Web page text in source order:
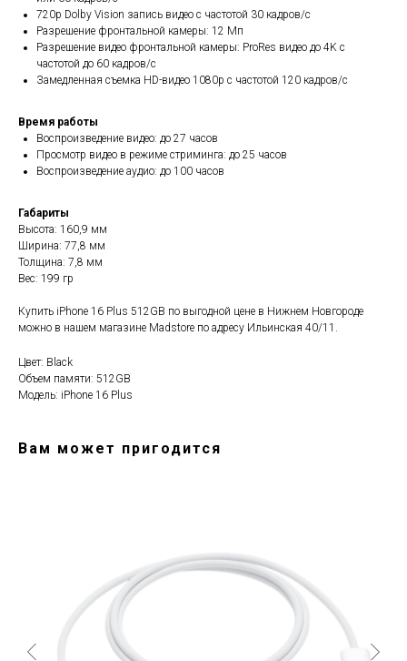
720p Dolby Vision запись видео с частотой 30 кадров/с
Разрешение фронтальной камеры: 12 Мп
Разрешение видео фронтальной камеры: ProRes видео до 4K с
частотой до 60 кадров/с
Замедленная съемка HD-видео 1080p с частотой 120 кадров/с
Время работы
Воспроизведение видео: до 27 часов
Просмотр видео в режиме стриминга: до 25 часов
Воспроизведение аудио: до 100 часов
Габариты
Высота: 160,9 мм
Ширина: 77,8 мм
Толщина: 7,8 мм
Вес: 199 гр
Купить iPhone 16 Plus 512GB по выгодной цене в Нижнем Новгороде
можно в нашем магазине Madstore по адресу Ильинская 40/11.
Цвет: Black
Объем памяти: 512GB
Модель: iPhone 16 Plus
Вам может пригодится